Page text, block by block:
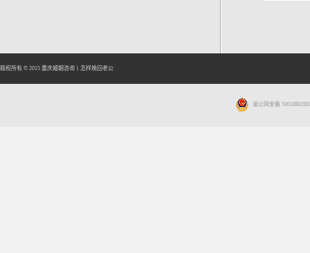
版权所有 © 2015 重庆婚姻咨询 怎样挽回老公
渝公网安备